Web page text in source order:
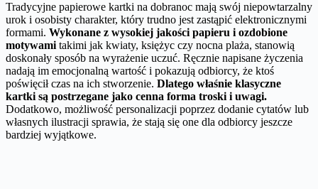
Tradycyjne papierowe kartki na dobranoc mają swój niepowtarzalny
urok i osobisty charakter, który trudno jest zastąpić elektronicznymi
formami. Wykonane z wysokiej jakości papieru i ozdobione
motywami takimi jak kwiaty, księżyc czy nocna plaża, stanowią
doskonały sposób na wyrażenie uczuć. Ręcznie napisane życzenia
nadają im emocjonalną wartość i pokazują odbiorcy, że ktoś
poświęcił czas na ich stworzenie. Dlatego właśnie klasyczne
kartki są postrzegane jako cenna forma troski i uwagi.
Dodatkowo, możliwość personalizacji poprzez dodanie cytatów lub
własnych ilustracji sprawia, że stają się one dla odbiorcy jeszcze
bardziej wyjątkowe.